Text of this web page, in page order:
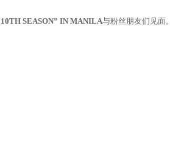
SEASON” IN MANILA与粉丝朋友们见面。